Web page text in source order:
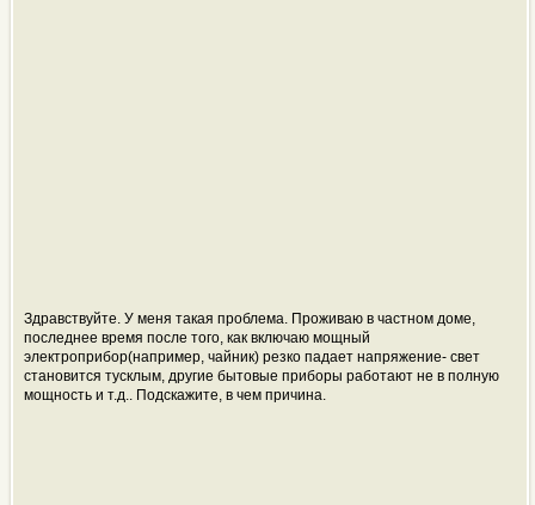
Здравствуйте. У меня такая проблема. Проживаю в частном доме,
последнее время после того, как включаю мощный
электроприбор(например, чайник) резко падает напряжение- свет
становится тусклым, другие бытовые приборы работают не в полную
мощность и т.д.. Подскажите, в чем причина.